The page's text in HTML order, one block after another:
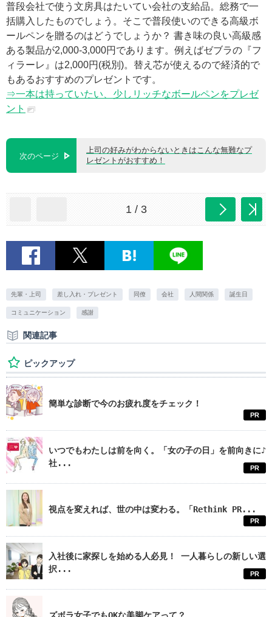
普段会社で使う文房具はたいてい会社の支給品。総務で一
括購入したものでしょう。そこで普段使いのできる高級ボ
ールペンを贈るのはどうでしょうか？ 書き味の良い高級感
ある製品が2,000-3,000円であります。例えばゼブラの『フ
ィラーレ』は2,000円(税別)。替え芯が使えるので経済的で
もあるおすすめのプレゼントです。
⇒一本は持っていたい、少しリッチなボールペンをプレゼ
ント
次のページ
上司の好みがわからないときはこんな無難なプ
レゼントがおすすめ！
1 / 3
先輩・上司 差し入れ・プレゼント 同僚 会社 人間関係 誕生日
コミュニケーション 感謝
関連記事
ピックアップ
簡単な診断で今のお疲れ度をチェック！
PR
いつでもわたしは前を向く。「女の子の日」を前向きに♪
社...
PR
視点を変えれば、世の中は変わる。「Rethink PR...
PR
入社後に家探しを始める人必見！ 一人暮らしの新しい選
択...
PR
ズボラ女子でもOKな美脚ケアって？